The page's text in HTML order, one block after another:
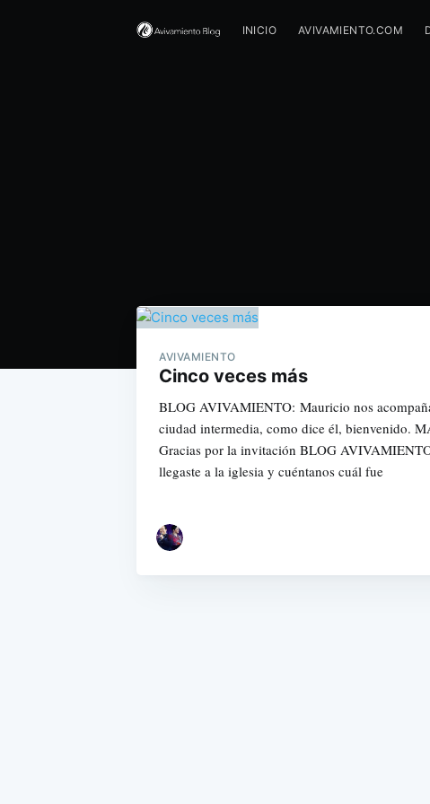
INICIO AVIVAMIENTO.COM
AVIVAMIENTO
Cinco veces más
BLOG AVIVAMIENTO: Mauricio nos
ciudad intermedia, como dice él, bienvenido.
Gracias por la invitación BLOG
llegaste a la iglesia y cuéntanos cuál fue